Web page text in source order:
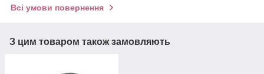
Всі умови повернення
З цим товаром також замовляють